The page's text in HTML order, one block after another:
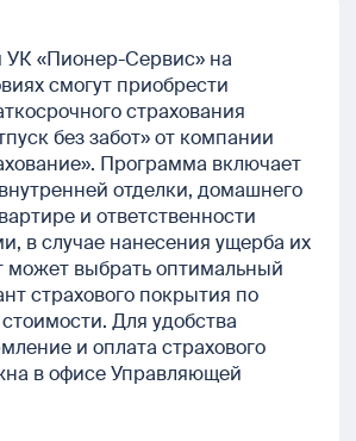
УК «Пионер-Сервис» на
смогут приобрести
страхования
без забот» от компании
Программа включает
отделки, домашнего
и ответственности
в случае нанесения ущерба их
выбрать оптимальный
страхового покрытия по
Для удобства
и оплата страхового
в офисе Управляющей